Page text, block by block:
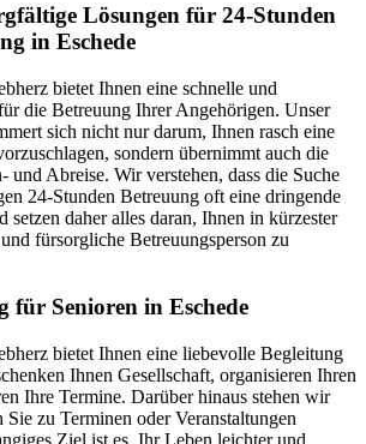
Lösungen für 24-Stunden
in Eschede
bietet Ihnen eine schnelle und
die Betreuung Ihrer Angehörigen. Unser
sich nicht nur darum, Ihnen rasch eine
sondern übernimmt auch die
und Abreise. Wir verstehen, dass die Suche
24-Stunden Betreuung oft eine dringende
setzen daher alles daran, Ihnen in kürzester
fürsorgliche Betreuungsperson zu
für Senioren in Eschede
bietet Ihnen eine liebevolle Begleitung
Ihnen Gesellschaft, organisieren Ihren
Ihre Termine. Darüber hinaus stehen wir
zu Terminen oder Veranstaltungen
Ziel ist es, Ihr Leben leichter und